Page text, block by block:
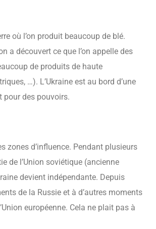
où l’on produit beaucoup de blé.
a découvert ce que l’on appelle des
de produits de haute
…). L’Ukraine est au bord d’une
pour des pouvoirs.
zones d’influence. Pendant plusieurs
de l’Union soviétique (ancienne
devient indépendante. Depuis
de la Russie et à d’autres moments
européenne. Cela ne plait pas à